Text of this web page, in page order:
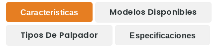
Características Modelos Disponibles
Tipos De Palpador Especificaciones